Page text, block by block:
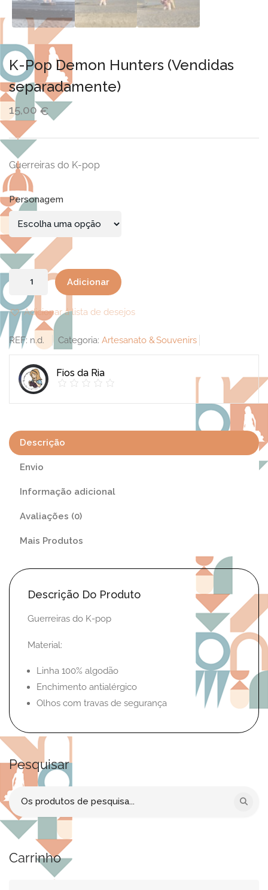
K-Pop Demon Hunters (Vendidas
separadamente)
15,00€
Guerreiras do K-pop
Personagem
Quantidade
K-
Pop
Demon
Hunters
(Vendidas
separadamente)
Adicionar
Adicionar á lista de desejos
REF: n.d. Categoria: Artesanato & Souvenirs
Fios da Ria
Descrição
Envio
Informação adicional
Avaliações (0)
Mais Produtos
Descrição Do Produto
Guerreiras do K-pop
Material:
Linha 100% algodão
Enchimento antialérgico
Olhos com travas de segurança
Pesquisar
Procurar
por:
Carrinho